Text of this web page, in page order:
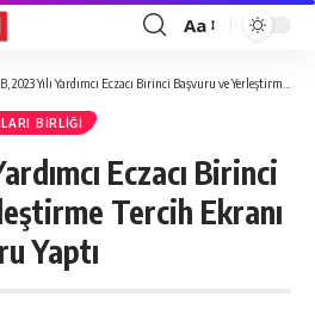
Font
Aa
2023 Yılı Yardımcı Eczacı Birinci Başvuru ve Yerleştirme Tercih Ekranı Hakkında Duyuru Yaptı
BIRLIĞI
Eczacı Birinci
Tercih Ekranı
Yaptı